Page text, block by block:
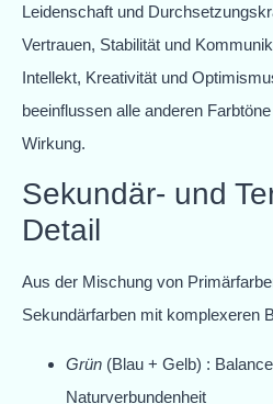
Leidenschaft und
Vertrauen, Stabilität und
Intellekt, Kreativität und
beeinflussen alle anderen
Wirkung.
Sekundär- und
Detail
Aus der Mischung von
Sekundärfarben mit komplexeren
Grün (Blau + Gelb) :
Naturverbundenheit